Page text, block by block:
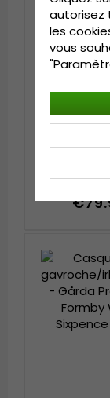
gavroche/
Gårda
(noir/
autorisez
les
vous